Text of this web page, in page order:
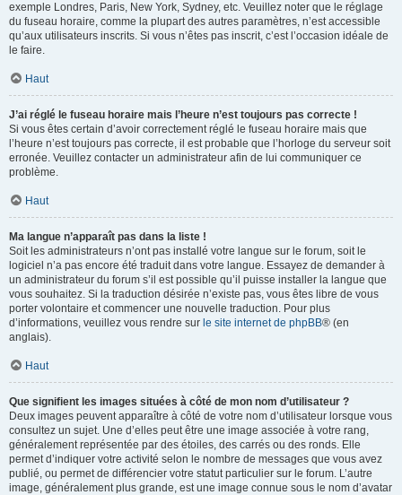
exemple Londres, Paris, New York, Sydney, etc. Veuillez noter que le réglage
du fuseau horaire, comme la plupart des autres paramètres, n’est accessible
qu’aux utilisateurs inscrits. Si vous n’êtes pas inscrit, c’est l’occasion idéale de
le faire.
Haut
J’ai réglé le fuseau horaire mais l’heure n’est toujours pas correcte !
Si vous êtes certain d’avoir correctement réglé le fuseau horaire mais que
l’heure n’est toujours pas correcte, il est probable que l’horloge du serveur soit
erronée. Veuillez contacter un administrateur afin de lui communiquer ce
problème.
Haut
Ma langue n’apparaît pas dans la liste !
Soit les administrateurs n’ont pas installé votre langue sur le forum, soit le
logiciel n’a pas encore été traduit dans votre langue. Essayez de demander à
un administrateur du forum s’il est possible qu’il puisse installer la langue que
vous souhaitez. Si la traduction désirée n’existe pas, vous êtes libre de vous
porter volontaire et commencer une nouvelle traduction. Pour plus
d’informations, veuillez vous rendre sur le site internet de phpBB® (en
anglais).
Haut
Que signifient les images situées à côté de mon nom d’utilisateur ?
Deux images peuvent apparaître à côté de votre nom d’utilisateur lorsque vous
consultez un sujet. Une d’elles peut être une image associée à votre rang,
généralement représentée par des étoiles, des carrés ou des ronds. Elle
permet d’indiquer votre activité selon le nombre de messages que vous avez
publié, ou permet de différencier votre statut particulier sur le forum. L’autre
image, généralement plus grande, est une image connue sous le nom d’avatar